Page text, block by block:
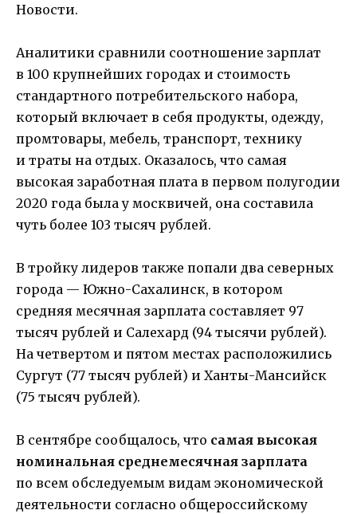
Новости.
Аналитики сравнили соотношение зарплат
в 100 крупнейших городах и стоимость
стандартного потребительского набора,
который включает в себя продукты, одежду,
промтовары, мебель, транспорт, технику
и траты на отдых. Оказалось, что самая
высокая заработная плата в первом полугодии
2020 года была у москвичей, она составила
чуть более 103 тысяч рублей.
В тройку лидеров также попали два северных
города — Южно-Сахалинск, в котором
средняя месячная зарплата составляет 97
тысяч рублей и Салехард (94 тысячи рублей).
На четвертом и пятом местах расположились
Сургут (77 тысяч рублей) и Ханты-Мансийск
(75 тысяч рублей).
В сентябре сообщалось, что самая высокая
номинальная среднемесячная зарплата
по всем обследуемым видам экономической
деятельности согласно общероссийскому